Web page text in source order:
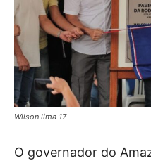
Wilson lima 17
O governador do